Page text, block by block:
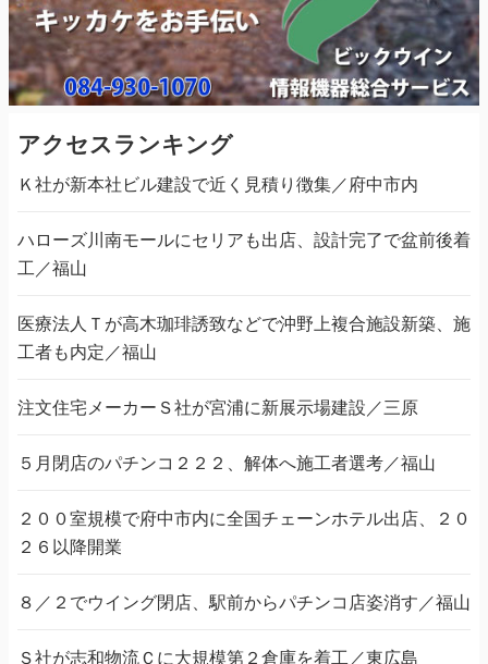
アクセスランキング
Ｋ社が新本社ビル建設で近く見積り徴集／府中市内
ハローズ川南モールにセリアも出店、設計完了で盆前後着
工／福山
医療法人Ｔが高木珈琲誘致などで沖野上複合施設新築、施
工者も内定／福山
注文住宅メーカーＳ社が宮浦に新展示場建設／三原
５月閉店のパチンコ２２２、解体へ施工者選考／福山
２００室規模で府中市内に全国チェーンホテル出店、２０
２６以降開業
８／２でウイング閉店、駅前からパチンコ店姿消す／福山
Ｓ社が志和物流Ｃに大規模第２倉庫を着工／東広島